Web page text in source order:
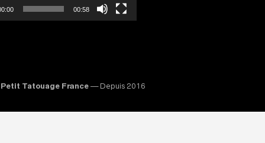
00:58
Petit Tatouage France— Depuis 2016